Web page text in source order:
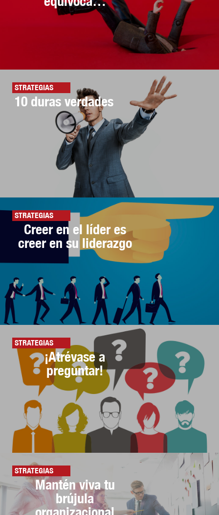
STRATEGIAS
10 duras verdades
STRATEGIAS
Creer en el líder es
creer en su liderazgo
STRATEGIAS
¡Atrévase a
preguntar!
STRATEGIAS
Mantén viva tu
brújula